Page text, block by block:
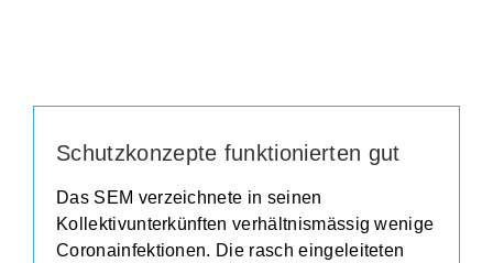
Schutzkonzepte funktionierten gut
Das SEM verzeichnete in seinen
Kollektivunterkünften verhältnismässig wenige
Coronainfektionen. Die rasch eingeleiteten